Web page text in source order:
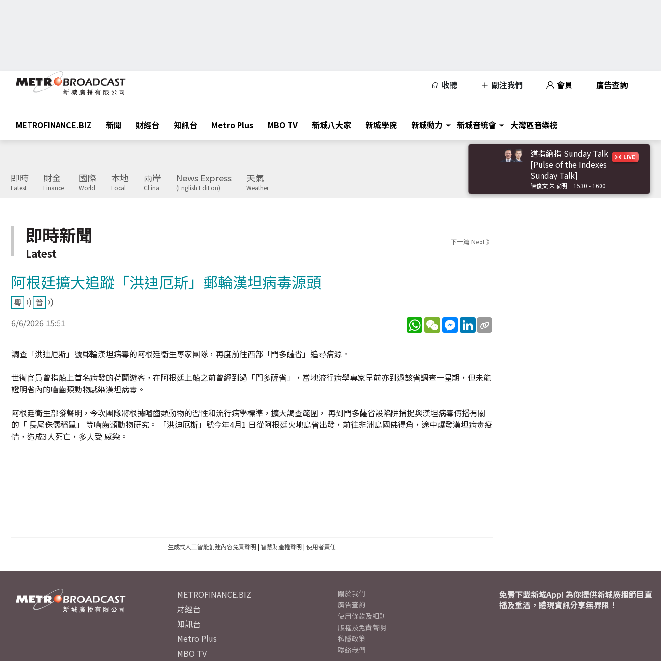
收聽 關注我們 會員 廣告查詢
METROFINANCE.BIZ 新聞 財經台 知訊台 Metro Plus MBO TV 新城八大家 新城學院 新城動力 新城音統會 大灣區音樂榜
即時
Latest
財金
Finance
國際
World
本地
Local
兩岸
China
News Express
(English Edition)
天氣
Weather
道指納指 Sunday Talk
[Pulse of the Indexes
Sunday Talk]
陳俊文 朱家明 1530 - 1600
即時新聞
Latest
下一篇 Next 》
阿根廷擴大追蹤「洪迪厄斯」郵輪漢坦病毒源頭
6/6/2026 15:51 WhatsApp
WeChatMessenger
LinkedIn
調查「洪迪厄斯」號郵輪漢坦病毒的阿根廷衞生專家團隊，再度前往西部「門多薩省」追尋病源。
世衞官員曾指船上首名病發的荷蘭遊客，在阿根廷上船之前曾經到過「門多薩省」，當地流行病學專家早前亦到過該省調查一星期，但未能
證明省內的嚙齒類動物感染漢坦病毒。
阿根廷衛生部發聲明，今次團隊將根據嚙齒類動物的習性和流行病學標準，擴大調查範圍， 再到門多薩省設陷阱捕捉與漢坦病毒傳播有關
的「 長尾侏儒稻鼠」 等嚙齒類動物研究。 「洪迪厄斯」號今年4月1 日從阿根廷火地島省出發，前往非洲島國佛得角，途中爆發漢坦病毒疫
情，造成3人死亡，多人受 感染。
生成式人工智能創建內容免責聲明| 智慧財產權聲明| 使用者責任
METROFINANCE.BIZ
財經台
知訊台
Metro Plus
MBO TV
關於我們
廣告查詢
使用條款及細則
版權及免責聲明
私隱政策
聯絡我們
免費下載新城App! 為你提供新城廣播節目直
播及重溫，體現資訊分享無界限！